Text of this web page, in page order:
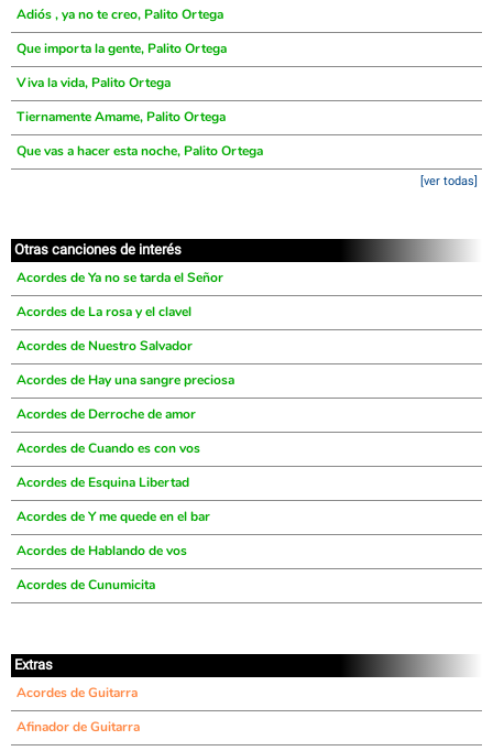
Adiós , ya no te creo, Palito Ortega
Que importa la gente, Palito Ortega
Viva la vida, Palito Ortega
Tiernamente Amame, Palito Ortega
Que vas a hacer esta noche, Palito Ortega
[ver todas]
Otras canciones de interés
Acordes de Ya no se tarda el Señor
Acordes de La rosa y el clavel
Acordes de Nuestro Salvador
Acordes de Hay una sangre preciosa
Acordes de Derroche de amor
Acordes de Cuando es con vos
Acordes de Esquina Libertad
Acordes de Y me quede en el bar
Acordes de Hablando de vos
Acordes de Cunumicita
Extras
Acordes de Guitarra
Afinador de Guitarra